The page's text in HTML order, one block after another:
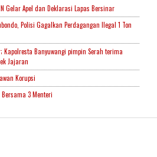
Gelar Apel dan Deklarasi Lapas Bersinar
Polisi Gagalkan Perdagangan Ilegal 1 Ton
Banyuwangi pimpin Serah terima
Jajaran
Korupsi
3 Menteri